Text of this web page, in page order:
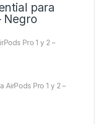
para
Negro
Pro 1 y 2 –
AirPods Pro 1 y 2 –